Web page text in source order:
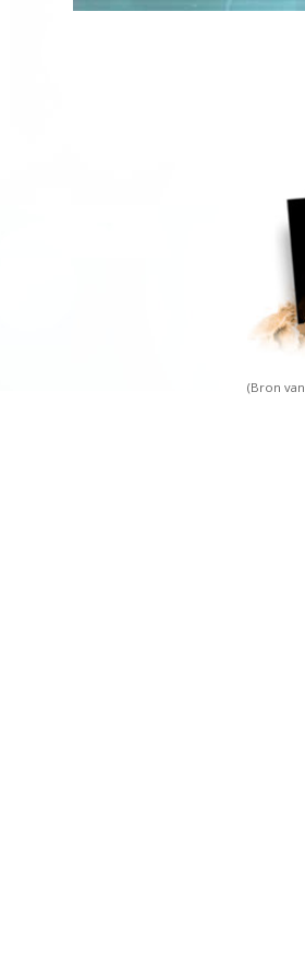
(Bron